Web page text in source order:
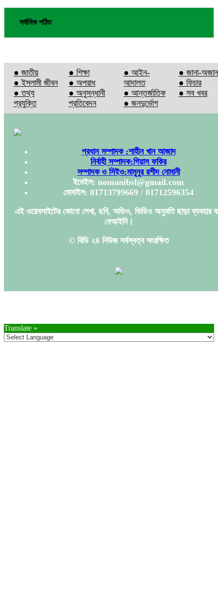
সর্বাধিক পঠিত
● জাতীয়
● ইসলামী জীবন
● তথ্য
প্রযুক্তি
● শিক্ষা
● অপরাধ
● অনুসন্ধানী
প্রতিবেদন
● আইন-
আদালত
● আন্তর্জাতিক
● জনদুর্ভোগ
● জানা-
● ফিচার
● সব খবর
প্রধান সম্পাদক :শাহীন খান আজাদ
নির্বাহী সম্পাদক:গিয়াস ফকির
সম্পাদক ও সিইও:মামুনুর রশীদ নোমানী
ইমেইল: nomanibsl@gmail.com
মোবাইল: 01713799669 / 01712596354
এই ওয়েবসাইটের কোনো লেখা, ছবি, অডিও, ভিডিও অনুমতি ছাড়া ব্যবহার
বেআইনি।
© বিডি ২৪ নিউজ সর্বস্বত্ব সংরক্ষিত
Translate »